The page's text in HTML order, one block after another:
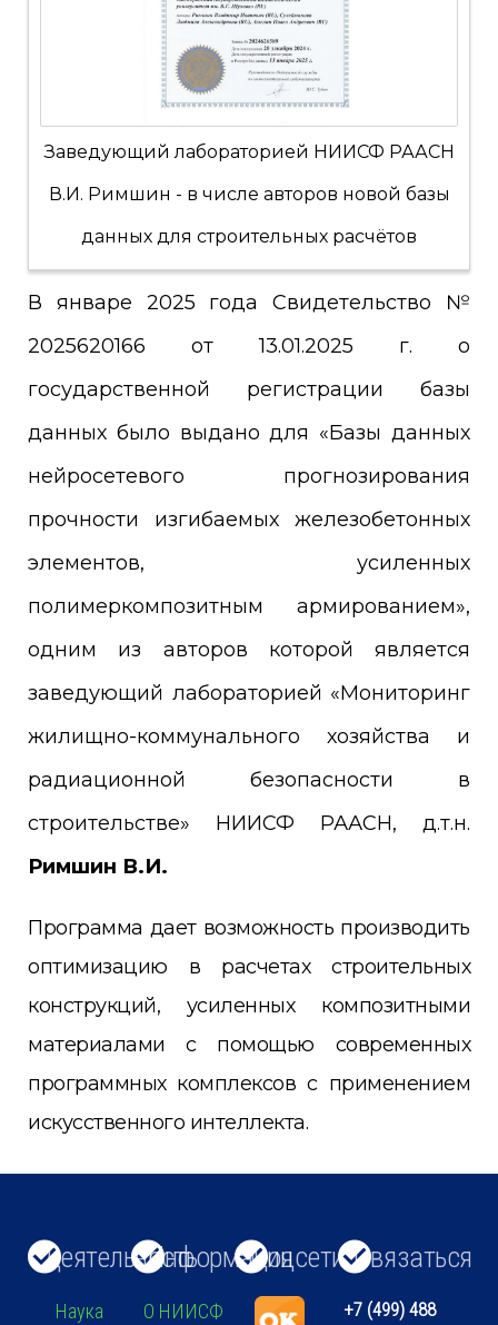
Заведующий лабораторией НИИСФ РААСН
В.И. Римшин - в числе авторов новой базы
данных для строительных расчётов
В январе 2025 года Свидетельство №
2025620166 от 13.01.2025 г. о
государственной регистрации базы
данных было выдано для «Базы данных
нейросетевого прогнозирования
прочности изгибаемых железобетонных
элементов, усиленных
полимеркомпозитным армированием»,
одним из авторов которой является
заведующий лабораторией «Мониторинг
жилищно-коммунального хозяйства и
радиационной безопасности в
строительстве» НИИСФ РААСН, д.т.н.
Римшин В.И.
Программа дает возможность производить
оптимизацию в расчетах строительных
конструкций, усиленных композитными
материалами с помощью современных
программных комплексов с применением
искусственного интеллекта.
Деятельность
Наука
Информация
О НИИСФ
Соцсети Связаться
+7 (499) 488